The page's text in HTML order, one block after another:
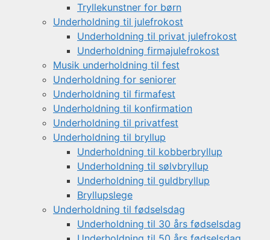
Tryllekunstner for børn
Underholdning til julefrokost
Underholdning til privat julefrokost
Underholdning firmajulefrokost
Musik underholdning til fest
Underholdning for seniorer
Underholdning til firmafest
Underholdning til konfirmation
Underholdning til privatfest
Underholdning til bryllup
Underholdning til kobberbryllup
Underholdning til sølvbryllup
Underholdning til guldbryllup
Bryllupslege
Underholdning til fødselsdag
Underholdning til 30 års fødselsdag